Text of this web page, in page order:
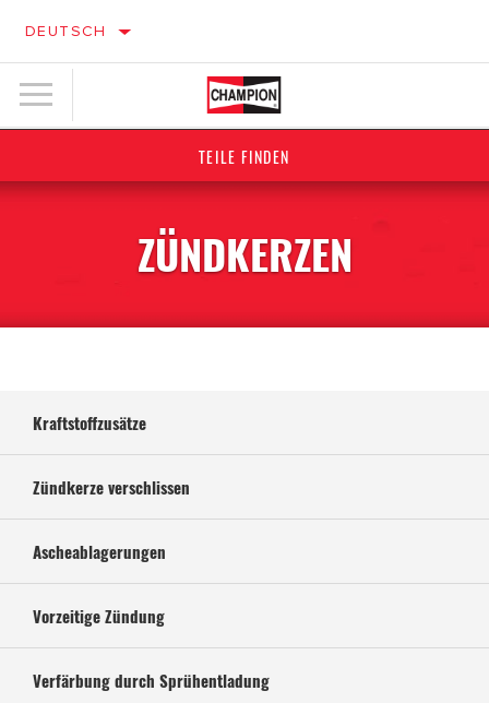
DEUTSCH
TEILE FINDEN
ZÜNDKERZEN
Kraftstoffzusätze
Zündkerze verschlissen
Ascheablagerungen
Vorzeitige Zündung
Verfärbung durch Sprühentladung